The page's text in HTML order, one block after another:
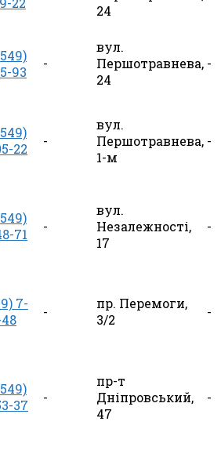
24
93
-
вул.
Першотравнева,
24
-
22
-
вул.
Першотравнева,
1-м
-
71
-
вул.
Незалежності,
17
-
7-
-
пр. Перемоги,
3/2
-
37
-
пр-т
Дніпровський,
47
-